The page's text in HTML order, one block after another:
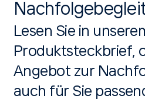
Lesen Sie in
Produktsteckbrief,
Angebot zur
auch für Sie